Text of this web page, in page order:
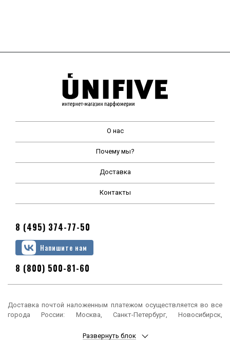
О нас
Почему мы?
Доставка
Контакты
8 (495) 374-77-50
Напишите нам
8 (800) 500-81-60
Доставка почтой наложенным платежом осуществляется во все
города России: Москва, Санкт-Петербург, Новосибирск,
Ростов-на-Дону, Уфа, Красноярск, Пермь, Воронеж, Волгоград,
Развернуть блок